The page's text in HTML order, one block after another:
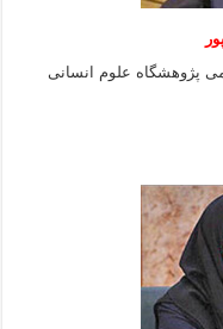
پژوهشگاه علوم انسانی